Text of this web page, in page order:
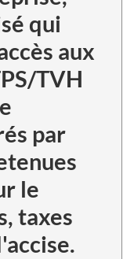
qui
aux
TVH
par
le
taxes